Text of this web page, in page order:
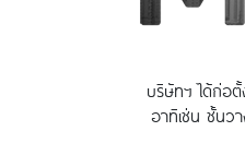
บริษัทฯ ได้ก่อตั้
อาทิเช่น ชั้นว